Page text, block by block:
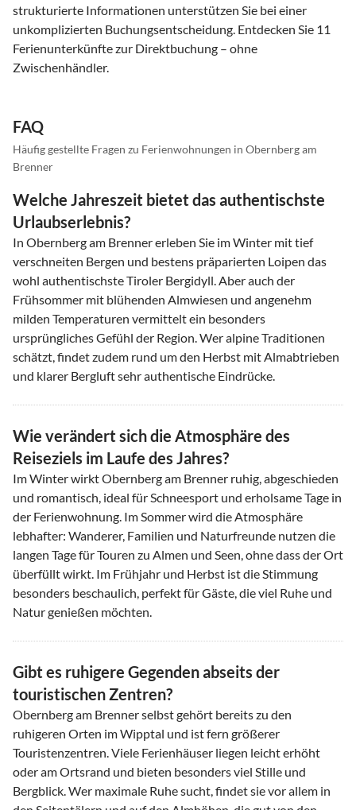
strukturierte Informationen unterstützen Sie bei einer
unkomplizierten Buchungsentscheidung. Entdecken Sie 11
Ferienunterkünfte zur Direktbuchung – ohne
Zwischenhändler.
FAQ
Häufig gestellte Fragen zu Ferienwohnungen in Obernberg am
Brenner
Welche Jahreszeit bietet das authentischste
Urlaubserlebnis?
In Obernberg am Brenner erleben Sie im Winter mit tief
verschneiten Bergen und bestens präparierten Loipen das
wohl authentischste Tiroler Bergidyll. Aber auch der
Frühsommer mit blühenden Almwiesen und angenehm
milden Temperaturen vermittelt ein besonders
ursprüngliches Gefühl der Region. Wer alpine Traditionen
schätzt, findet zudem rund um den Herbst mit Almabtrieben
und klarer Bergluft sehr authentische Eindrücke.
Wie verändert sich die Atmosphäre des
Reiseziels im Laufe des Jahres?
Im Winter wirkt Obernberg am Brenner ruhig, abgeschieden
und romantisch, ideal für Schneesport und erholsame Tage in
der Ferienwohnung. Im Sommer wird die Atmosphäre
lebhafter: Wanderer, Familien und Naturfreunde nutzen die
langen Tage für Touren zu Almen und Seen, ohne dass der Ort
überfüllt wirkt. Im Frühjahr und Herbst ist die Stimmung
besonders beschaulich, perfekt für Gäste, die viel Ruhe und
Natur genießen möchten.
Gibt es ruhigere Gegenden abseits der
touristischen Zentren?
Obernberg am Brenner selbst gehört bereits zu den
ruhigeren Orten im Wipptal und ist fern größerer
Touristenzentren. Viele Ferienhäuser liegen leicht erhöht
oder am Ortsrand und bieten besonders viel Stille und
Bergblick. Wer maximale Ruhe sucht, findet sie vor allem in